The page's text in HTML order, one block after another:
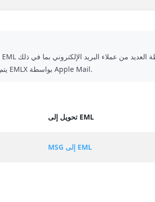
Microsoft Outlook Express و Lotus Notes و Windows Mail و Mozilla Thunderbird و Postbox. يتم استخدام EMLX بواسطة Apple Mail.
تحويل إلى EML
MSG إلى EML